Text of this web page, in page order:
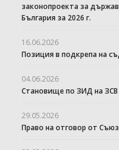
законопроекта за
България за 2026 г.
16.06.2026
Позиция в подкрепа на
04.06.2026
Становище по ЗИД на ЗСВ
29.05.2026
Право на отговор от